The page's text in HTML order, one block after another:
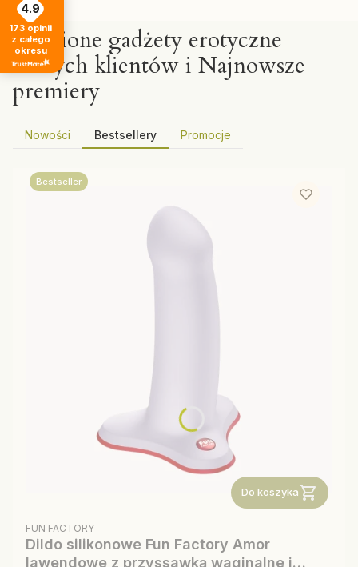
Ulubione gadżety erotyczne
naszych klientów i Najnowsze
premiery
Nowości Bestsellery Promocje
Bestseller
Do koszyka
PRODUCENT
FUN FACTORY
Dildo silikonowe Fun Factory Amor
lawendowe z przyssawką waginalne i
4.9
173 opinii
z całego
okresu